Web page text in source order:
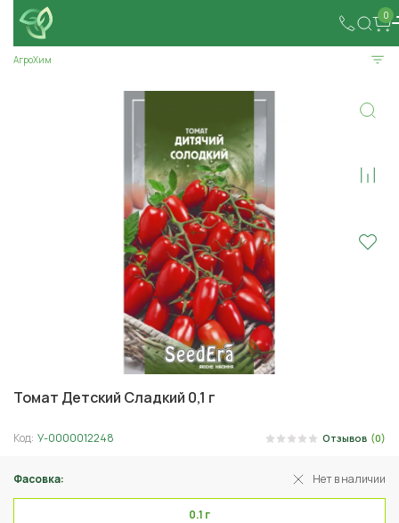
0
АгроХим
Томат Детский Сладкий 0,1 г
Код: У-0000012248 Отзывов (0)
Фасовка: Нет в наличии
0.1 г